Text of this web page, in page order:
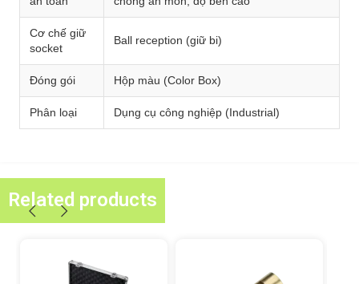
Cơ chế giữ
socket
Ball reception (giữ bi)
Đóng gói Hộp màu (Color Box)
Phân loại Dụng cụ công nghiệp (Industrial)
Related products